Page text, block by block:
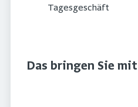
Tagesgeschäft
Das bringen Sie mit